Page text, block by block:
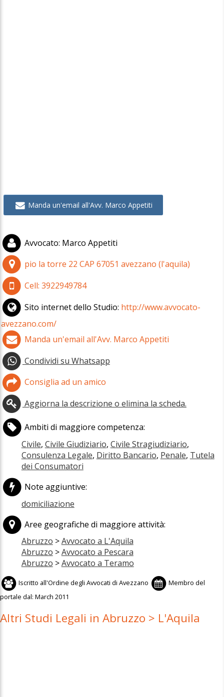
Manda un'email all'Avv. Marco Appetiti
Avvocato: Marco Appetiti
pio la torre 22 CAP 67051 avezzano (l'aquila)
Cell: 3922949784
Sito internet dello Studio: http://www.avvocato-
avezzano.com/
Manda un'email all'Avv. Marco Appetiti
Condividi su Whatsapp
Consiglia ad un amico
Aggiorna la descrizione o elimina la scheda.
Ambiti di maggiore competenza:
Civile, Civile Giudiziario, Civile Stragiudiziario,
Consulenza Legale, Diritto Bancario, Penale, Tutela
dei Consumatori
Note aggiuntive:
domiciliazione
Aree geografiche di maggiore attività:
Abruzzo >Avvocato a L'Aquila
Abruzzo >Avvocato a Pescara
Abruzzo >Avvocato a Teramo
Iscritto all'Ordine degli Avvocati di Avezzano
Membro del
portale dal: March 2011
Altri Studi Legali in Abruzzo > L'Aquila